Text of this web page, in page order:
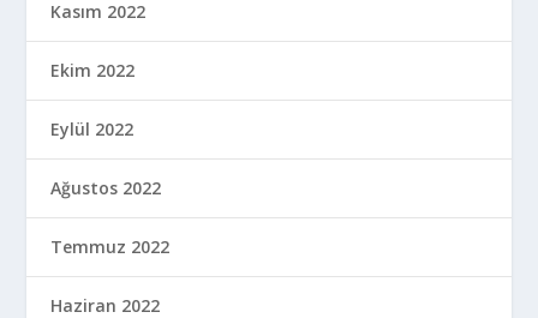
Kasım 2022
Ekim 2022
Eylül 2022
Ağustos 2022
Temmuz 2022
Haziran 2022